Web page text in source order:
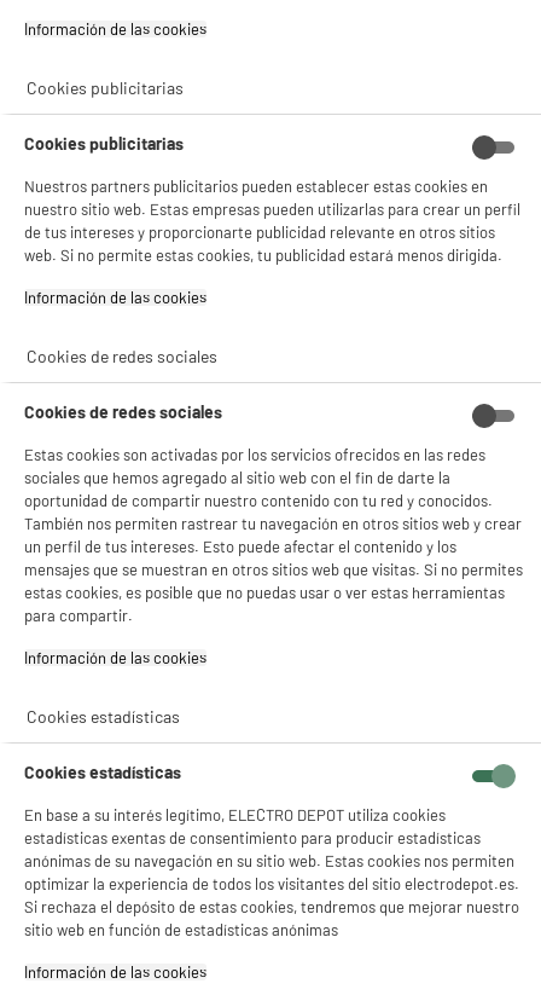
4.9/5(7)
compare_product
medianoche.
69
★★★★★
★★★★★
4/5(53)
compare_product
Auriculares gaming TRUST GAMING FORZE
PS4/PS5 negro
Compatibilidad : Ps5 Delgada,Playstation
30 € 13
★★★★★
★★★★★
4.5/5(17)
compare_product
Compatibilidad : Ps5 Delgada,Playstation
4,Playstation 5
38
gestionando sus cookies.
Información de las cookies‎
Cookies publicitarias
Cookies publicitarias
Nuestros partners publicitarios pueden establecer estas cookies en
nuestro sitio web. Estas empresas pueden utilizarlas para crear un perfil
de tus intereses y proporcionarte publicidad relevante en otros sitios
web. Si no permite estas cookies, tu publicidad estará menos dirigida.
Información de las cookies‎
Cookies de redes sociales
Cookies de redes sociales
Estas cookies son activadas por los servicios ofrecidos en las redes
sociales que hemos agregado al sitio web con el fin de darte la
oportunidad de compartir nuestro contenido con tu red y conocidos.
También nos permiten rastrear tu navegación en otros sitios web y crear
un perfil de tus intereses. Esto puede afectar el contenido y los
mensajes que se muestran en otros sitios web que visitas. Si no permites
estas cookies, es posible que no puedas usar o ver estas herramientas
para compartir.
Información de las cookies‎
Cookies estadísticas
Cookies estadísticas
En base a su interés legítimo, ELECTRO DEPOT utiliza cookies
estadísticas exentas de consentimiento para producir estadísticas
anónimas de su navegación en su sitio web. Estas cookies nos permiten
optimizar la experiencia de todos los visitantes del sitio electrodepot.es.
Si rechaza el depósito de estas cookies, tendremos que mejorar nuestro
sitio web en función de estadísticas anónimas
Información de las cookies‎